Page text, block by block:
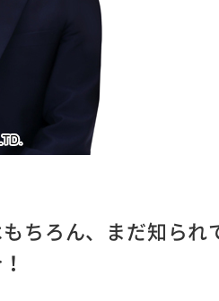
ちろん、まだ知ら